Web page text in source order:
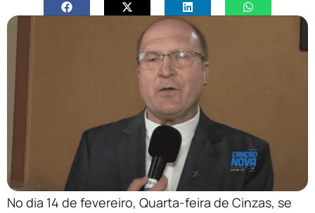
No dia 14 de fevereiro, Quarta-feira de Cinzas, se